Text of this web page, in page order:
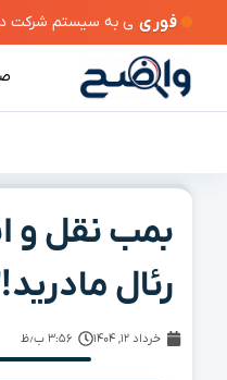
فوری
بمب نقل و
رئال
خرداد ۱۲, ۱۴۰۴ ۳:۵۶ ب٫ظ